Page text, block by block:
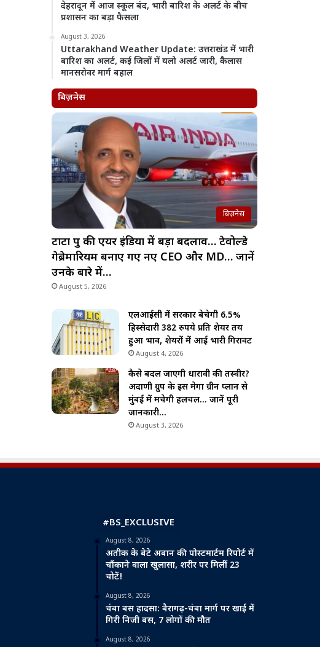
देहरादून में आज स्कूल बंद, भारी बारिश के अलर्ट के बीच
प्रशासन का बड़ा फैसला
August 3, 2026
Uttarakhand Weather Update: उत्तराखंड में भारी
बारिश का अलर्ट, कई जिलों में यलो अलर्ट जारी, कैलास
मानसरोवर मार्ग बहाल
बिज़नेस
बिज़नेस
टाटा ग्रुप की एयर इंडिया में बड़ा बदलाव… टेवोल्डे
गेब्रेमारियम बनाए गए नए CEO और MD… जानें
उनके बारे में…
August 5, 2026
एलआईसी में सरकार बेचेगी 6.5%
हिस्सेदारी 382 रुपये प्रति शेयर तय
हुआ भाव, शेयरों में आई भारी गिरावट
August 4, 2026
कैसे बदल जाएगी धारावी की तस्वीर?
अदाणी ग्रुप के इस मेगा ग्रीन प्लान से
मुंबई में मचेगी हलचल… जानें पूरी
जानकारी…
August 3, 2026
#BS_EXCLUSIVE
August 8, 2026
अतीक के बेटे अबान की पोस्टमार्टम रिपोर्ट में
चौंकाने वाला खुलासा, शरीर पर मिलीं 23
चोटें!
August 8, 2026
चंबा बस हादसा: बैरागढ़-चंबा मार्ग पर खाई में
गिरी निजी बस, 7 लोगों की मौत
August 8, 2026